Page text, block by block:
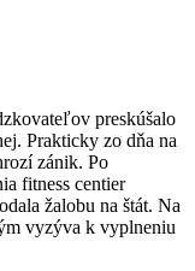
preskúšalo
Prakticky zo dňa na
zánik. Po
fitness centier
žalobu na štát. Na
vyzýva k vyplneniu